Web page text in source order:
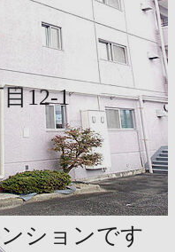
12-1
ションです